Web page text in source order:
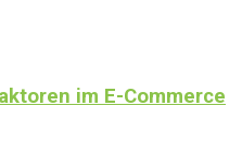
im E-Commerce